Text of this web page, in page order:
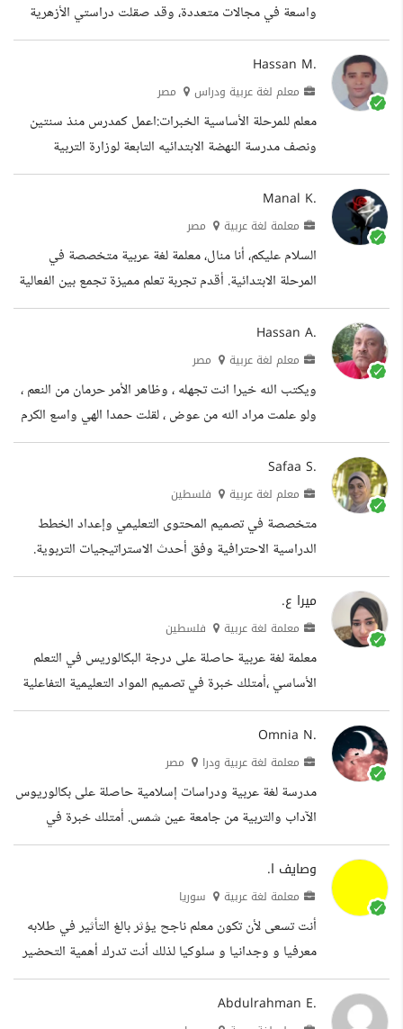
واسعة في مجالات متعددة، وقد صقلت دراستي الأزهرية
لغتي العربية، مما أتاح لي التواصل بفعالية. دائما ما أسعى
لتحقيق التميز في كل عمل أقوم به، مستلهمة قول رسول
الله صلى الله عليه وسلم: (إن الله يحب إذا عمل أحدكم
عملا أن يتقنه). الخبرات معلم لغة عربية عملت في مدرسة
Golden Modern School كمعلمة لمرحلة رياض الأطفال.
ساهم في تحسين مستوى الطلاب في...
Hassan M.
معلم لغة عربية ودراس مصر
معلم للمرحلة الأساسية الخبرات:اعمل كمدرس منذ سنتين
ونصف مدرسة النهضة الابتدائيه التابعة لوزارة التربية
والتعليم بمحافظة قنا حاصل على الدبلوم الخاصة في
التربية وأيضا شهادة التدريب للتعليم التكنولوجي حاصل
على شهادة التدريب للتعليم التعاوني التعليم: ليسانس اداب
وتربية كلية التربية اساسي جامعة جنوب الوادي حاصل على
الدبلوم المهنية إدارة مدرسية جامعة جنوب الوادي
Manal K.
معلمة لغة عربية مصر
السلام عليكم، أنا منال، معلمة لغة عربية متخصصة في
المرحلة الابتدائية. أقدم تجربة تعلم مميزة تجمع بين الفعالية
والإبداع. ما يميز دوراتي: حصص تفاعلية عبر Zoom: تفاعل
مباشر مع الطلاب وتوجيه فردي. استخدام ألعاب وأنشطة
تعليمية لتحفيز المشاركة. عروض تقديم مصممة بإبداع
لتسهيل فهم المواد. تكامل العناصر التشويقية لتجذب انتباه
الطلاب. اختبارات تقييم متنوعة: إعداد اختبارات متفاعلة
لتقييم تقدم الطلاب. توفير ردود فعل بناءة لدعم التحسين
المستمر. دروس مباشرة...
Hassan A.
معلم لغة عربية مصر
ويكتب الله خيرا انت تجهله ، وظاهر الأمر حرمان من النعم ،
ولو علمت مراد الله من عوض ، لقلت حمدا الهي واسع الكرم
الخبرات الوظيفة معلم خبير للغة العربية ٢٢ سنه خبرة لغتنا
الجميلة اللغة العربية لغة القرآن ولغة أهل الجنة التعليم
المؤهل ليسانس اللغة العربية جامعة الأزهر تقدير جيد
Safaa S.
معلم لغة عربية فلسطين
متخصصة في تصميم المحتوى التعليمي وإعداد الخطط
الدراسية الاحترافية وفق أحدث الاستراتيجيات التربوية.
أساعد المعلمين والمؤسسات التعليمية في إعداد عروض
تقديمية مميزة، أسئلة تقويمية متنوعة، وخطط دروس
متكاملة تراعي مستويات بلوم والفروق الفردية. الجودة
والاحترافية أولويتي الخبرات التعليم
ميرا ع.
معلمة لغة عربية فلسطين
معلمة لغة عربية حاصلة على درجة البكالوريس في التعلم
الأساسي ،أمتلك خبرة في تصميم المواد التعليمية التفاعلية
وإعداد الدروس الرقمية باستخدام أدوات التعليم الحديثة .
أتميز بالقدرة على إعداد محتوى تعليمي مبتكر يتناسب مع
بيئات التعلم الحضوري وعن بعد،مع اهتمام خاص بتوظيف
التكنولوجيا والذكاء الاصطناعي في تطوير العملية التعليمية.
أسعى للعمل عن بعد في مجالات التعليم ،إعداد لمحتوى
،وتصميم المواد التعليمية. أهتم بتطوير المحتوى التعليمي
بطريقة حديثة تجمع...
Omnia N.
معلمة لغة عربية ودرا مصر
مدرسة لغة عربية ودراسات إسلامية حاصلة على بكالوريوس
الآداب والتربية من جامعة عين شمس. أمتلك خبرة في
تدريس اللغة العربية وأحكام التجويد والدراسات الإسلامية،
إلى جانب مهارات في التصميم الرقمي وإعداد المواد
التعليمية بطريقة جذابة ومبتكرة. الخبرات التعليم
وصايف ا.
معلمة لغة عربية سوريا
أنت تسعى لأن تكون معلم ناجح يؤثر بالغ التأثير في طلابه
معرفيا و وجدانيا و سلوكيا لذلك أنت تدرك أهمية التحضير
لدروسك وتجهيز كل ما يلزم في سبيل نجاح العملية
التعليمية و تحقيق الأهداف. و لحسن الحظ أنا هنا كي
Abdulrahman E.